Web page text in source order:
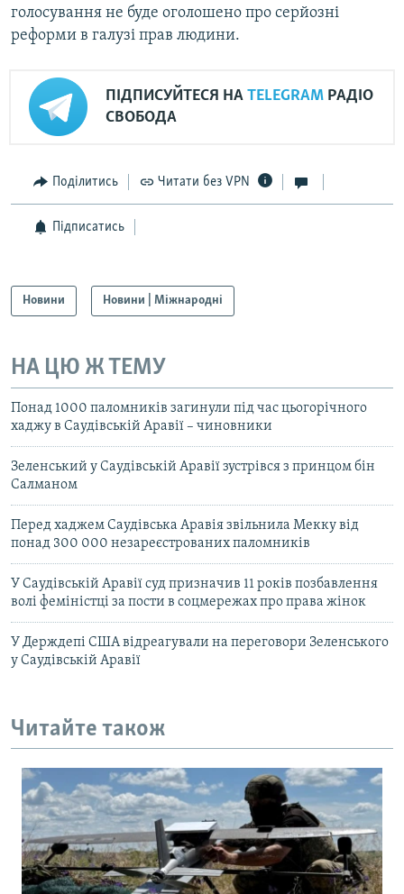
голосування не буде оголошено про серйозні
реформи в галузі прав людини.
ПІДПИСУЙТЕСЯ НА TELEGRAM РАДІО
СВОБОДА
Поділитись Читати без VPN
Підписатись
Новини Новини | Міжнародні
НА ЦЮ Ж ТЕМУ
Понад 1000 паломників загинули під час цьогорічного
хаджу в Саудівській Аравії – чиновники
Зеленський у Саудівській Аравії зустрівся з принцом бін
Салманом
Перед хаджем Саудівська Аравія звільнила Мекку від
понад 300 000 незареєстрованих паломників
У Саудівській Аравії суд призначив 11 років позбавлення
волі феміністці за пости в соцмережах про права жінок
У Держдепі США відреагували на переговори Зеленського
у Саудівській Аравії
Читайте також